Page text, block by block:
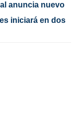
anuncia nuevo
iniciará en dos